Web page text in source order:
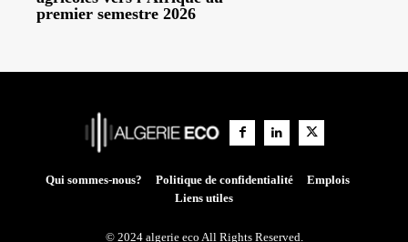
premier semestre 2026
Qui sommes-nous? Politique de confidentialité
Emplois
Liens utiles
© 2024 algerie eco All Rights Reserved.